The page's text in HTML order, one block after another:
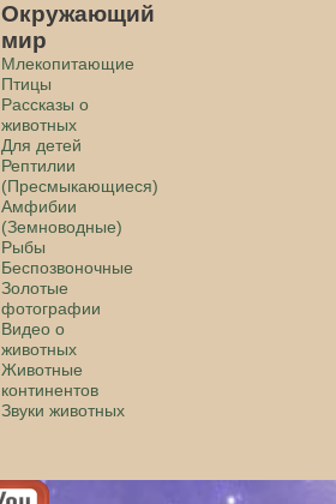
Окружающий
мир
Млекопитающие
Птицы
Рассказы о
животных
Для детей
Рептилии
(Пресмыкающиеся)
Амфибии
(Земноводные)
Рыбы
Беспозвоночные
Золотые
фотографии
Видео о
животных
Животные
континентов
Звуки животных